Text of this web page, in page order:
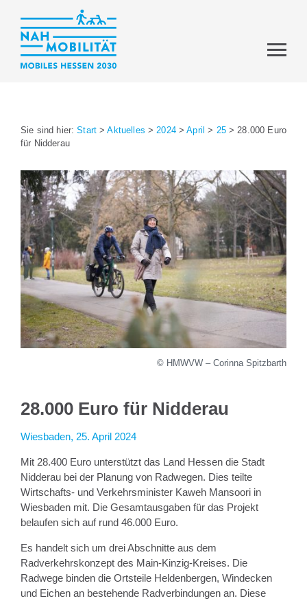
Sie sind hier:Start >Aktuelles >2024>April > 25>28.000 Euro
für Nidderau
© HMWVW – Corinna Spitzbarth
28.000 Euro für Nidderau
Wiesbaden, 25. April 2024
Mit 28.400 Euro unterstützt das Land Hessen die Stadt
Nidderau bei der Planung von Radwegen. Dies teilte
Wirtschafts- und Verkehrsminister Kaweh Mansoori in
Wiesbaden mit. Die Gesamtausgaben für das Projekt
belaufen sich auf rund 46.000 Euro.
Es handelt sich um drei Abschnitte aus dem
Radverkehrskonzept des Main-Kinzig-Kreises. Die
Radwege binden die Ortsteile Heldenbergen, Windecken
und Eichen an bestehende Radverbindungen an. Diese